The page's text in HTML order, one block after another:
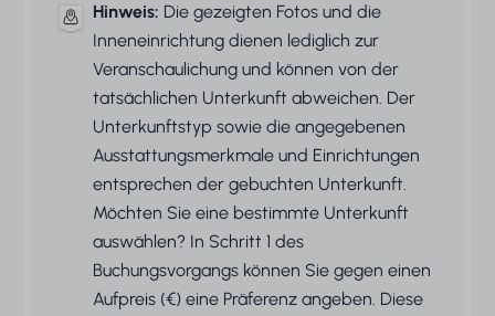
Hinweis: Die gezeigten Fotos und die
Inneneinrichtung dienen lediglich zur
Veranschaulichung und können von der
tatsächlichen Unterkunft abweichen. Der
Unterkunftstyp sowie die angegebenen
Ausstattungsmerkmale und Einrichtungen
entsprechen der gebuchten Unterkunft.
Möchten Sie eine bestimmte Unterkunft
auswählen? In Schritt 1 des
Buchungsvorgangs können Sie gegen einen
Aufpreis (€) eine Präferenz angeben. Diese